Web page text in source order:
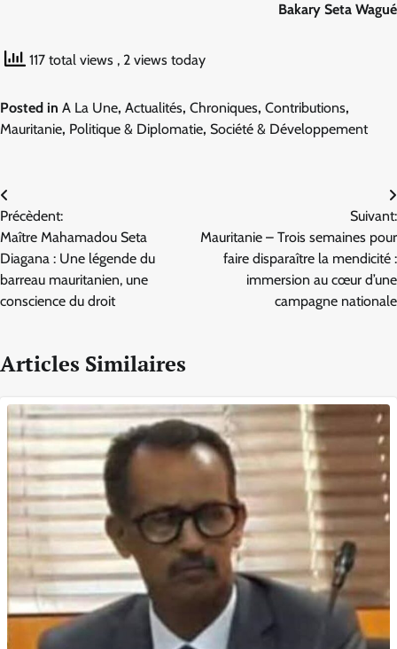
Bakary Seta Wagué
117 total views , 2 views today
Posted in A La Une, Actualités, Chroniques, Contributions,
Mauritanie, Politique & Diplomatie, Société & Développement
Navigation
de
l’article
Précèdent:
Maître Mahamadou Seta
Diagana : Une légende du
barreau mauritanien, une
conscience du droit
Suivant:
Mauritanie – Trois semaines pour
faire disparaître la mendicité :
immersion au cœur d’une
campagne nationale
Articles Similaires